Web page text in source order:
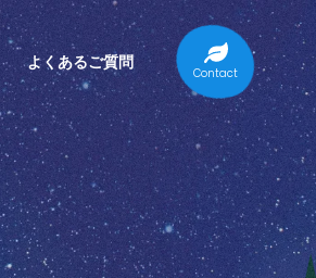
よくあるご質問
Contact